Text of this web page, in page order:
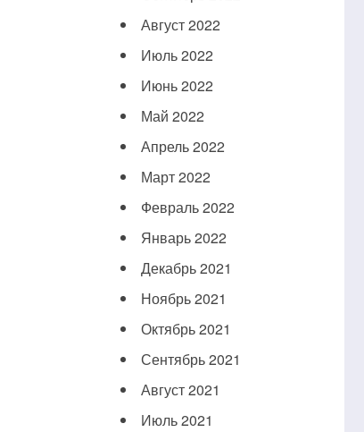
Август 2022
Июль 2022
Июнь 2022
Май 2022
Апрель 2022
Март 2022
Февраль 2022
Январь 2022
Декабрь 2021
Ноябрь 2021
Октябрь 2021
Сентябрь 2021
Август 2021
Июль 2021